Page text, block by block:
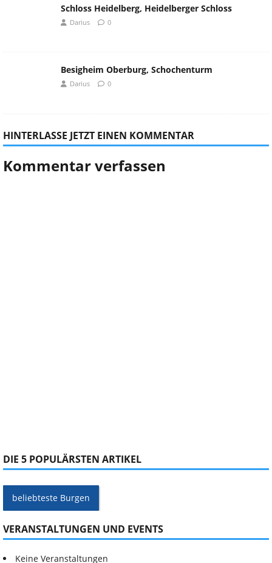
Schloss Heidelberg, Heidelberger Schloss
Darius 0
Besigheim Oberburg, Schochenturm
Darius 0
HINTERLASSE JETZT EINEN KOMMENTAR
Kommentar verfassen
DIE 5 POPULÄRSTEN ARTIKEL
beliebteste Burgen
VERANSTALTUNGEN UND EVENTS
Keine Veranstaltungen